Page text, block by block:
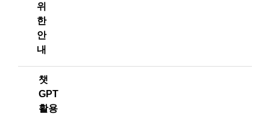
위
한
안
내
챗
GPT
활용